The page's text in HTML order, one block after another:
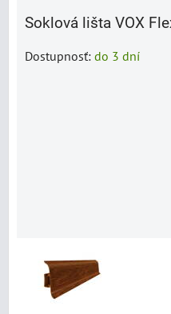
Soklová lišta VOX
Dostupnosť: do 3 dní